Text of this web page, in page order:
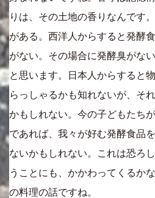
りは、その土地の香りなんです
がある。西洋人からすると発酵
がない。その場合に発酵臭がな
と思います。日本人からすると
らっしゃるかも知れないが、そ
かもしれない。今の子どもたち
であれば、我々が好む発酵食品
ないかもしれない。これは恐ろ
うことにも、かかわってくるか
の料理の話ですね。